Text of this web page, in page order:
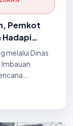
Pemkot
Hadapi
melalui Dinas
Imbauan
kasus
di Kota